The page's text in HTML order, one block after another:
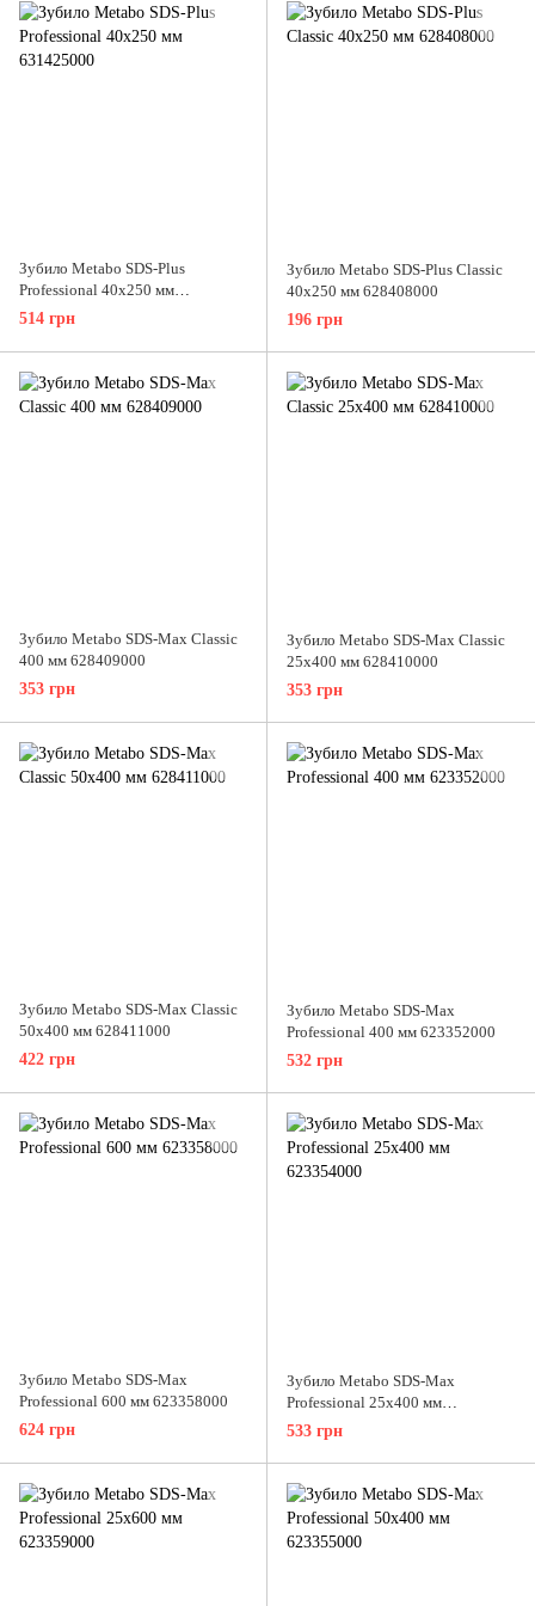
Зубило Metabo SDS-Plus
Professional 40х250 мм
631425000
514 грн
Зубило Metabo SDS-Plus Classic
40х250 мм 628408000
196 грн
Зубило Metabo SDS-Max Classic
400 мм 628409000
353 грн
Зубило Metabo SDS-Max Classic
25х400 мм 628410000
353 грн
Зубило Metabo SDS-Max Classic
50х400 мм 628411000
422 грн
Зубило Metabo SDS-Max
Professional 400 мм 623352000
532 грн
Зубило Metabo SDS-Max
Professional 600 мм 623358000
624 грн
Зубило Metabo SDS-Max
Professional 25х400 мм
623354000
533 грн